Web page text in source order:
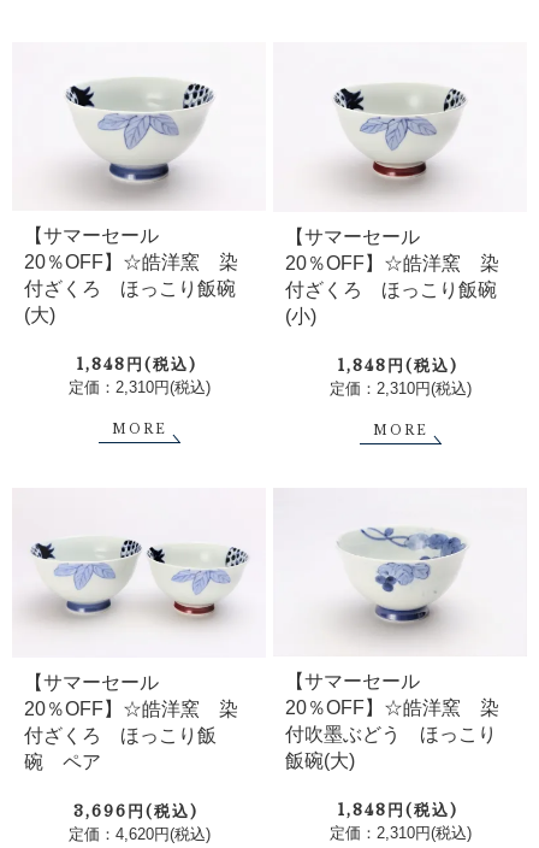
【サマーセール
20％OFF】☆皓洋窯 染
付ざくろ ほっこり飯碗
(大)
1,848円(税込)
定価：2,310円(税込)
MORE
【サマーセール
20％OFF】☆皓洋窯 染
付ざくろ ほっこり飯碗
(小)
1,848円(税込)
定価：2,310円(税込)
MORE
【サマーセール
20％OFF】☆皓洋窯 染
付ざくろ ほっこり飯
碗 ペア
3,696円(税込)
定価：4,620円(税込)
【サマーセール
20％OFF】☆皓洋窯 染
付吹墨ぶどう ほっこり
飯碗(大)
1,848円(税込)
定価：2,310円(税込)